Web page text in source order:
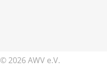
© 2026 AWV e.V.